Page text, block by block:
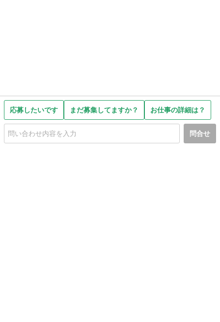
応募したいです まだ募集してますか？ お仕事の詳細は？
問合せ